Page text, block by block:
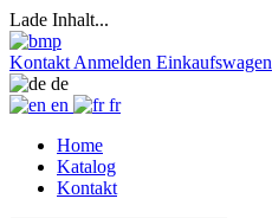
Lade Inhalt...
Kontakt Anmelden Einkaufswagen
de
en
fr
Home
Katalog
Kontakt